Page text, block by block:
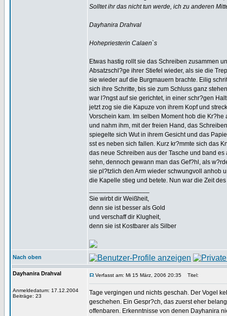
Solltet ihr das nicht tun werde, ich zu anderen
Dayhanira Drahval
Hohepriesterin Calaen`s
Etwas hastig rollt sie das Schreiben zusammen
Absatzschl?ge ihrer Stiefel wieder, als sie die
sie wieder auf die Burgmauern brachte. Eilig
sich ihre Schritte, bis sie zum Schluss ganz
war l?ngst auf sie gerichtet, in einer schr?gen
jetzt zog sie die Kapuze von ihrem Kopf und
Vorschein kam. Im selben Moment hob die
und nahm ihm, mit der freien Hand, das
spiegelte sich Wut in ihrem Gesicht und das
sst es neben sich fallen. Kurz kr?mmte sich das
das neue Schreiben aus der Tasche und band
sehn, dennoch gewann man das Gef?hl, als
sie pl?tzlich den Arm wieder schwungvoll anhob
die Kapelle stieg und betete. Nun war die Zeit
Sie wirbt dir Weißheit,
denn sie ist besser als Gold
und verschaff dir Klugheit,
denn sie ist Kostbarer als Silber
Nach oben
Dayhanira Drahval
Anmeldedatum: 17.12.2004
Beiträge: 23
Verfasst am: Mi 15 März, 2006 20:35 Titel:
Tage vergingen und nichts geschah. Der Vogel
geschehen. Ein Gespr?ch, das zuerst eher
offenbaren. Erkenntnisse von denen Dayhanira